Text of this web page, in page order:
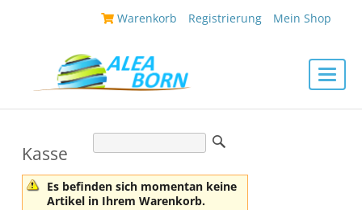
Warenkorb Registrierung Mein Shop
Toggle
Kasse
Es befinden sich momentan keine
Artikel in Ihrem Warenkorb.